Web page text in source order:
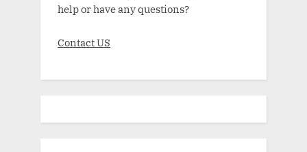
help or have any questions?
Contact US